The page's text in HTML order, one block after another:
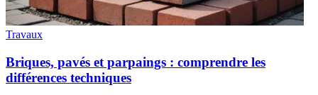
Travaux
Briques, pavés et parpaings : comprendre les
différences techniques